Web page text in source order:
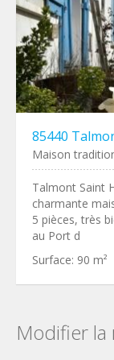
85440
Maison
Talmont Saint
charmante
5 pièces, très
au Port d
Surface: 90 m²
Modifier la